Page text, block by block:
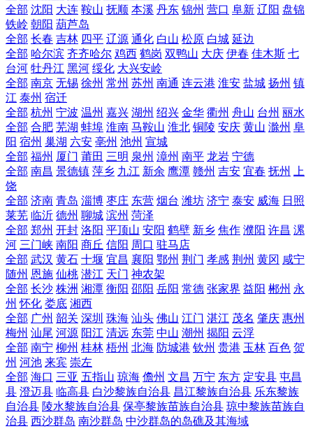
全部 沈阳 大连 鞍山 抚顺 本溪 丹东 锦州 营口 阜新 辽阳 盘锦
铁岭 朝阳 葫芦岛
全部 长春 吉林 四平 辽源 通化 白山 松原 白城 延边
全部 哈尔滨 齐齐哈尔 鸡西 鹤岗 双鸭山 大庆 伊春 佳木斯 七
台河 牡丹江 黑河 绥化 大兴安岭
全部 南京 无锡 徐州 常州 苏州 南通 连云港 淮安 盐城 扬州 镇
江 泰州 宿迁
全部 杭州 宁波 温州 嘉兴 湖州 绍兴 金华 衢州 舟山 台州 丽水
全部 合肥 芜湖 蚌埠 淮南 马鞍山 淮北 铜陵 安庆 黄山 滁州 阜
阳 宿州 巢湖 六安 亳州 池州 宣城
全部 福州 厦门 莆田 三明 泉州 漳州 南平 龙岩 宁德
全部 南昌 景德镇 萍乡 九江 新余 鹰潭 赣州 吉安 宜春 抚州
上
饶
全部 济南 青岛 淄博 枣庄 东营 烟台 潍坊 济宁 泰安 威海 日照
莱芜 临沂 德州 聊城 滨州 菏泽
全部 郑州 开封 洛阳 平顶山 安阳 鹤壁 新乡 焦作 濮阳 许昌 漯
河 三门峡 南阳 商丘 信阳 周口 驻马店
全部 武汉 黄石 十堰 宜昌 襄阳 鄂州 荆门 孝感 荆州 黄冈 咸宁
随州 恩施 仙桃 潜江 天门 神农架
全部 长沙 株洲 湘潭 衡阳 邵阳 岳阳 常德 张家界 益阳 郴州 永
州 怀化 娄底 湘西
全部 广州 韶关 深圳 珠海 汕头 佛山 江门 湛江 茂名 肇庆 惠州
梅州 汕尾 河源 阳江 清远 东莞 中山 潮州 揭阳 云浮
全部 南宁 柳州 桂林 梧州 北海 防城港 钦州 贵港 玉林 百色 贺
州 河池 来宾 崇左
全部 海口 三亚 五指山 琼海 儋州 文昌 万宁 东方 定安县 屯昌
县 澄迈县 临高县 白沙黎族自治县 昌江黎族自治县 乐东黎族
自治县 陵水黎族自治县 保亭黎族苗族自治县 琼中黎族苗族自
治县 西沙群岛 南沙群岛 中沙群岛的岛礁及其海域